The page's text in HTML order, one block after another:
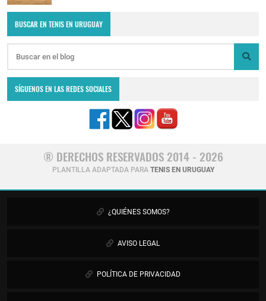
BUSCAR EN TENIS EN URUGUAY
SÍGUENOS EN LAS REDES SOCIALES
® DERECHOS RESERVADOS 2014 - 2026
PLANTILLA ADAPTADA PARA TENIS EN URUGUAY
¿QUIÉNES SOMOS?
AVISO LEGAL
POLÍTICA DE PRIVACIDAD